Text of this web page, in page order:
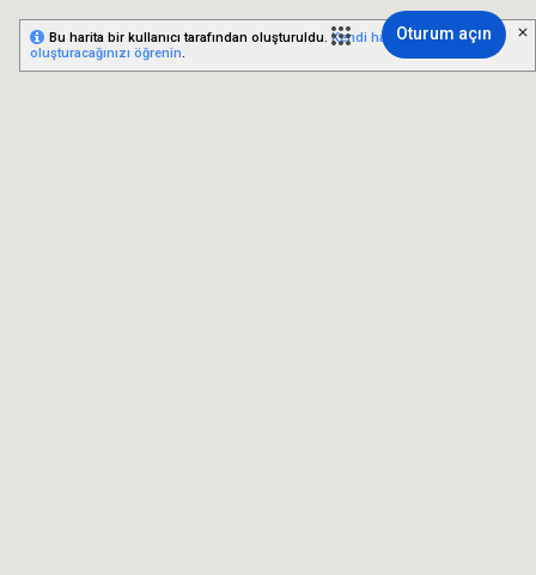
Oturum açın
Bu harita bir kullanıcı tarafından oluşturuldu. Kendi haritanızı nasıl
oluşturacağınızı öğrenin.